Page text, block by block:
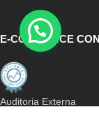
E-COMMERCE
Auditoria Externa